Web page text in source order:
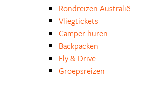
Rondreizen Australië
Vliegtickets
Camper huren
Backpacken
Fly & Drive
Groepsreizen